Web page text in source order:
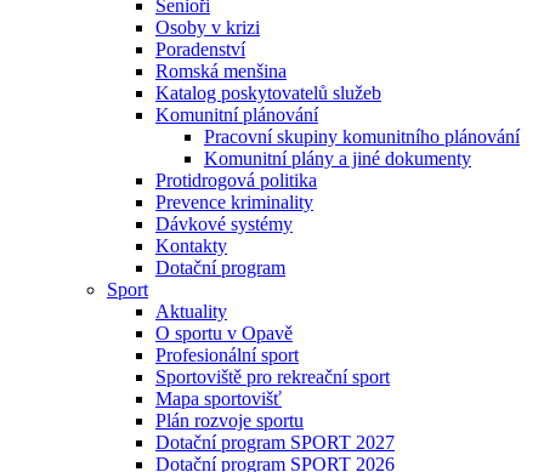
Senioři
Osoby v krizi
Poradenství
Romská menšina
Katalog poskytovatelů služeb
Komunitní plánování
Pracovní skupiny komunitního plánování
Komunitní plány a jiné dokumenty
Protidrogová politika
Prevence kriminality
Dávkové systémy
Kontakty
Dotační program
Sport
Aktuality
O sportu v Opavě
Profesionální sport
Sportoviště pro rekreační sport
Mapa sportovišť
Plán rozvoje sportu
Dotační program SPORT 2027
Dotační program SPORT 2026